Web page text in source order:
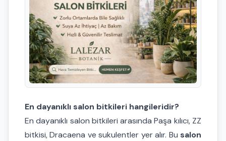
En dayanıklı salon bitkileri hangileridir?
En dayanıklı salon bitkileri arasında Paşa kılıcı, ZZ
bitkisi, Dracaena ve sukulentler yer alır. Bu salon